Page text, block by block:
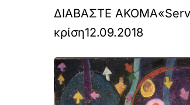
ΔΙΑΒΑΣΤΕ ΑΚΟΜΑ
κρίση12.09.2018